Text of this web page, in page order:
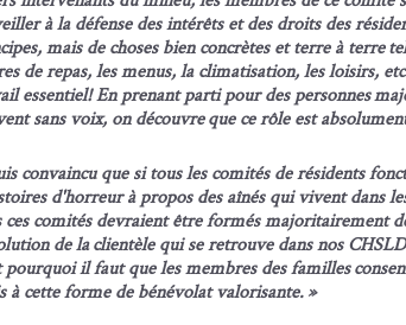
à la défense des intérêts et des droits des
mais de choses bien concrètes et terre à terre
de repas, les menus, la climatisation, les loisirs,
essentiel! En prenant parti pour des personnes
sans voix, on découvre que ce rôle est
convaincu que si tous les comités de résidents
d'horreur à propos des aînés qui vivent dans
ces comités devraient être formés majoritairement
de la clientèle qui se retrouve dans nos
pourquoi il faut que les membres des familles
à cette forme de bénévolat valorisante. »